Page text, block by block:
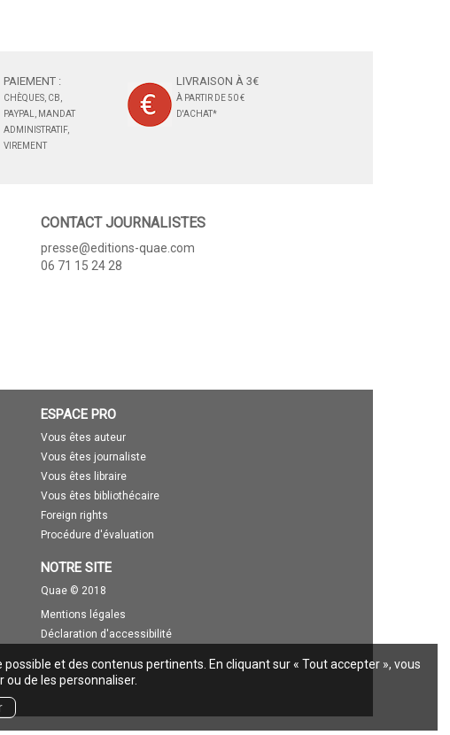
et des contenus pertinents. En cliquant sur « Tout accepter », vous
de les personnaliser.
PAIEMENT :
CHÈQUES, CB,
PAYPAL, MANDAT
ADMINISTRATIF,
VIREMENT
LIVRAISON À 3€
À PARTIR DE 50 €
D'ACHAT*
CONTACT JOURNALISTES
presse@editions-quae.com
06 71 15 24 28
ESPACE PRO
Vous êtes auteur
Vous êtes journaliste
Vous êtes libraire
Vous êtes bibliothécaire
Foreign rights
Procédure d'évaluation
NOTRE SITE
Quae © 2018
Mentions légales
Déclaration d'accessibilité